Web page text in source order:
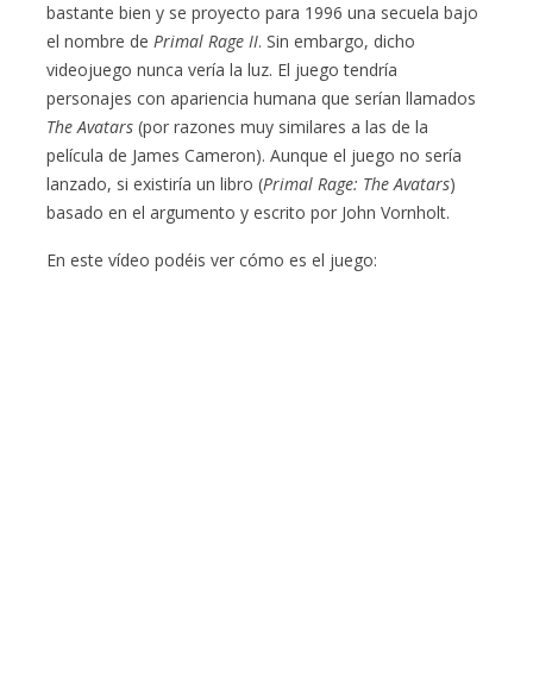
bastante bien y se proyecto para 1996 una secuela bajo
el nombre dePrimal Rage II. Sin embargo, dicho
videojuego nunca vería la luz. El juego tendría
personajes con apariencia humana que serían llamados
The Avatars (por razones muy similares a las de la
película de James Cameron). Aunque el juego no sería
lanzado, si existiría un libro (Primal Rage: The Avatars)
basado en el argumento y escrito por John Vornholt.
En este vídeo podéis ver cómo es el juego: